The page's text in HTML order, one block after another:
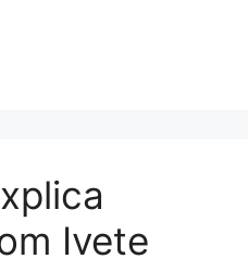
Ivete